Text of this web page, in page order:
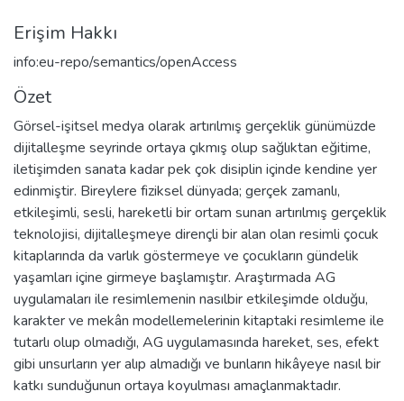
Erişim Hakkı
info:eu-repo/semantics/openAccess
Özet
Görsel-işitsel medya olarak artırılmış gerçeklik günümüzde
dijitalleşme seyrinde ortaya çıkmış olup sağlıktan eğitime,
iletişimden sanata kadar pek çok disiplin içinde kendine yer
edinmiştir. Bireylere fiziksel dünyada; gerçek zamanlı,
etkileşimli, sesli, hareketli bir ortam sunan artırılmış gerçeklik
teknolojisi, dijitalleşmeye dirençli bir alan olan resimli çocuk
kitaplarında da varlık göstermeye ve çocukların gündelik
yaşamları içine girmeye başlamıştır. Araştırmada AG
uygulamaları ile resimlemenin nasılbir etkileşimde olduğu,
karakter ve mekân modellemelerinin kitaptaki resimleme ile
tutarlı olup olmadığı, AG uygulamasında hareket, ses, efekt
gibi unsurların yer alıp almadığı ve bunların hikâyeye nasıl bir
katkı sunduğunun ortaya koyulması amaçlanmaktadır.